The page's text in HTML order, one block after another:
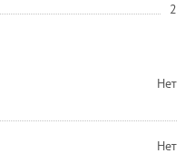
2
Нет
Нет